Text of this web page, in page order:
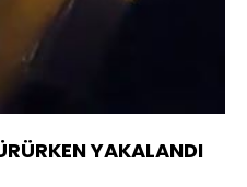
YAKALANDI